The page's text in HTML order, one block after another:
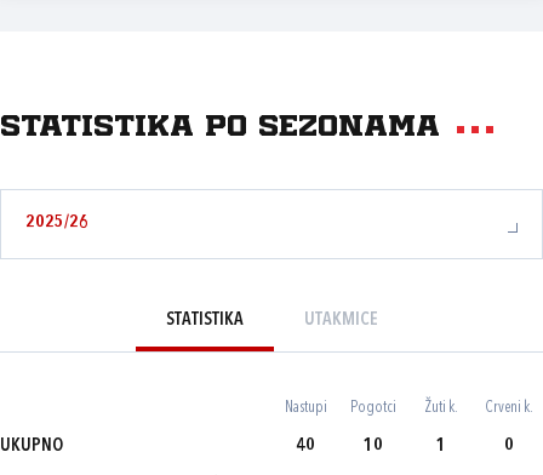
Statistika po sezonama
2025/26
STATISTIKA UTAKMICE
Nastupi Pogotci Žuti k. Crveni k.
UKUPNO 40 10 1 0